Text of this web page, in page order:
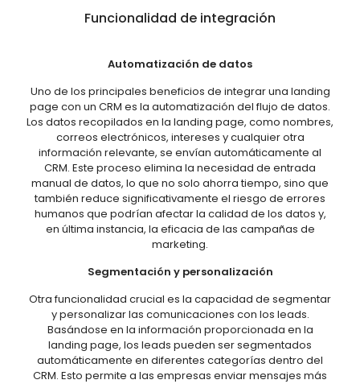
Funcionalidad de integración
Automatización de datos
Uno de los principales beneficios de integrar una landing
page con un CRM es la automatización del flujo de datos.
Los datos recopilados en la landing page, como nombres,
correos electrónicos, intereses y cualquier otra
información relevante, se envían automáticamente al
CRM. Este proceso elimina la necesidad de entrada
manual de datos, lo que no solo ahorra tiempo, sino que
también reduce significativamente el riesgo de errores
humanos que podrían afectar la calidad de los datos y,
en última instancia, la eficacia de las campañas de
marketing.
Segmentación y personalización
Otra funcionalidad crucial es la capacidad de segmentar
y personalizar las comunicaciones con los leads.
Basándose en la información proporcionada en la
landing page, los leads pueden ser segmentados
automáticamente en diferentes categorías dentro del
CRM. Esto permite a las empresas enviar mensajes más